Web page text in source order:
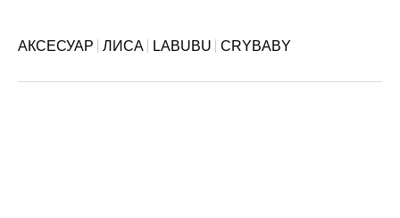
АКСЕСУАР ЛИСА LABUBU CRYBABY